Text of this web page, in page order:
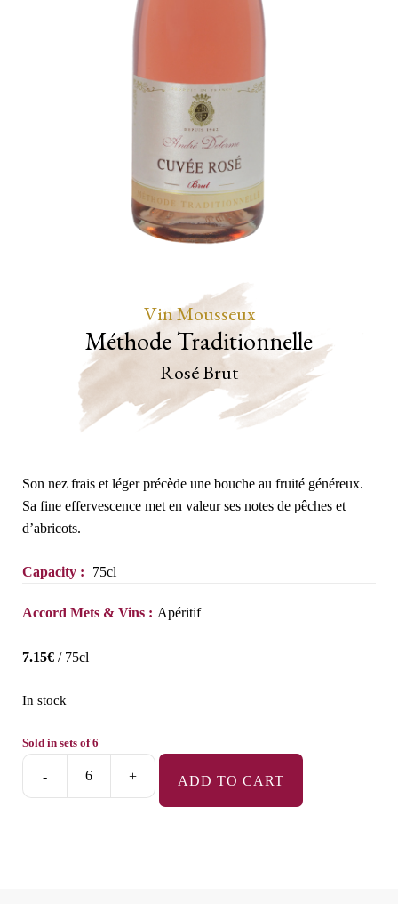
Vin Mousseux
Méthode Traditionnelle
RoséBrut
Son nez frais et léger précède une bouche au fruité généreux.
Sa fine effervescence met en valeur ses notes de pêches et
d’abricots.
Capacity : 75cl
Accord Mets & Vins : Apéritif
7.15€ / 75cl
In stock
Sold in sets of 6
-
Méthode
Traditionnelle
+ ADD TO CART